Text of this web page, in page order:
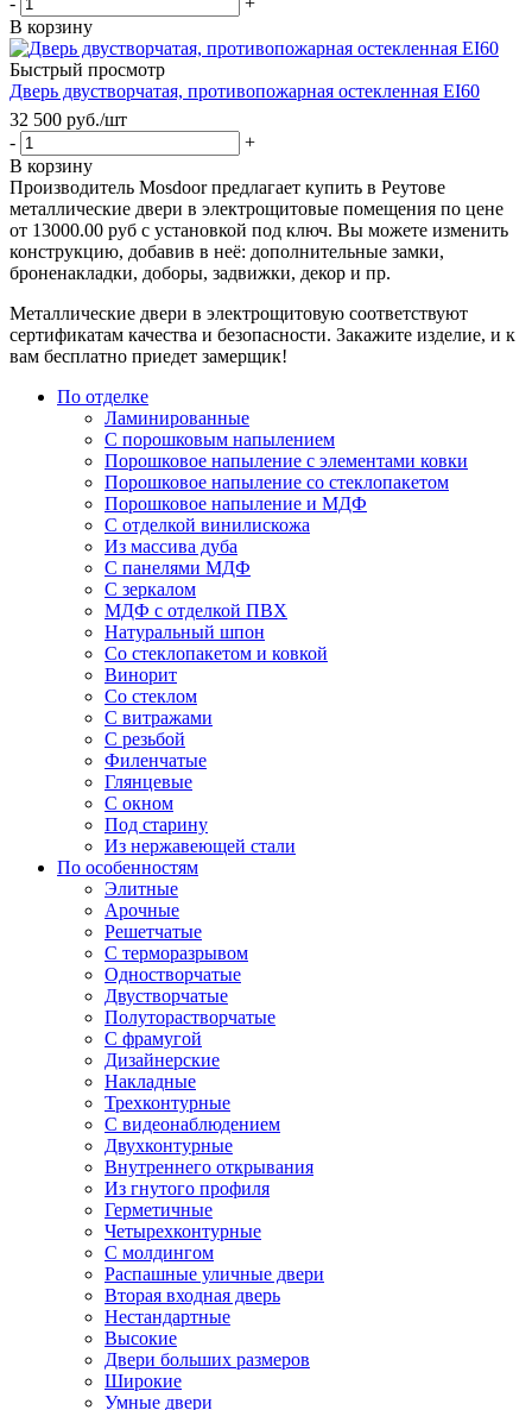
В корзину
Быстрый просмотр
Дверь двустворчатая, противопожарная остекленная EI60
32 500 руб./шт
-
+
В корзину
Производитель Mosdoor предлагает купить в Реутове
металлические двери в электрощитовые помещения по цене
от 13000.00 руб с установкой под ключ. Вы можете изменить
конструкцию, добавив в неё: дополнительные замки,
броненакладки, доборы, задвижки, декор и пр.
Металлические двери в электрощитовую соответствуют
сертификатам качества и безопасности. Закажите изделие, и к
вам бесплатно приедет замерщик!
По отделке
Ламинированные
С порошковым напылением
Порошковое напыление с элементами ковки
Порошковое напыление со стеклопакетом
Порошковое напыление и МДФ
С отделкой винилискожа
Из массива дуба
С панелями МДФ
С зеркалом
МДФ с отделкой ПВХ
Натуральный шпон
Со стеклопакетом и ковкой
Винорит
Со стеклом
С витражами
С резьбой
Филенчатые
Глянцевые
С окном
Под старину
Из нержавеющей стали
По особенностям
Элитные
Арочные
Решетчатые
С терморазрывом
Одностворчатые
Двустворчатые
Полуторастворчатые
С фрамугой
Дизайнерские
Накладные
Трехконтурные
С видеонаблюдением
Двухконтурные
Внутреннего открывания
Из гнутого профиля
Герметичные
Четырехконтурные
С молдингом
Распашные уличные двери
Вторая входная дверь
Нестандартные
Высокие
Двери больших размеров
Широкие
Умные двери